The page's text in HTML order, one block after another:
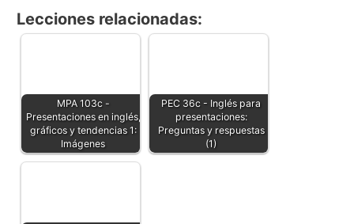
Lecciones relacionadas:
MPA 103c -
Presentaciones en inglés,
gráficos y tendencias 1:
Imágenes
PEC 36c - Inglés para
presentaciones:
Preguntas y respuestas
(1)